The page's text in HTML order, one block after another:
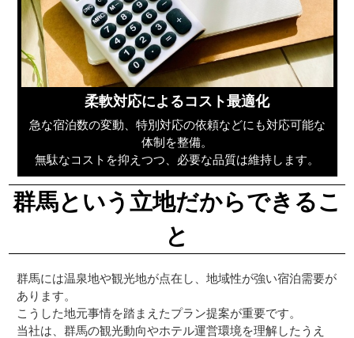
柔軟対応によるコスト最適化
急な宿泊数の変動、特別対応の依頼などにも対応可能な
体制を整備。
無駄なコストを抑えつつ、必要な品質は維持します。
群馬という立地だからできるこ
と
群馬には温泉地や観光地が点在し、地域性が強い宿泊需要が
あります。
こうした地元事情を踏まえたプラン提案が重要です。
当社は、群馬の観光動向やホテル運営環境を理解したうえ